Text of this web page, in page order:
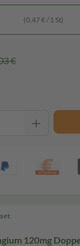
(0,47 € / 1 St)
€
120mg